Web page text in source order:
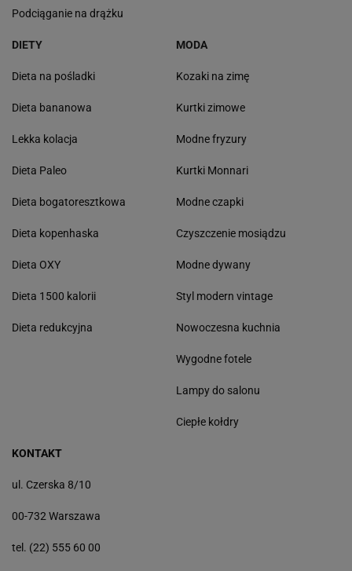
Podciąganie na drążku
DIETY
Dieta na pośladki
Dieta bananowa
Lekka kolacja
Dieta Paleo
Dieta bogatoresztkowa
Dieta kopenhaska
Dieta OXY
Dieta 1500 kalorii
Dieta redukcyjna
MODA
Kozaki na zimę
Kurtki zimowe
Modne fryzury
Kurtki Monnari
Modne czapki
Czyszczenie mosiądzu
Modne dywany
Styl modern vintage
Nowoczesna kuchnia
Wygodne fotele
Lampy do salonu
Ciepłe kołdry
KONTAKT
ul. Czerska 8/10
00-732 Warszawa
tel. (22) 555 60 00